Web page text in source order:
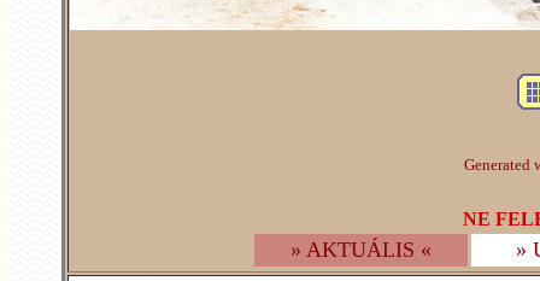
Generated
NE
» AKTUÁLIS « »